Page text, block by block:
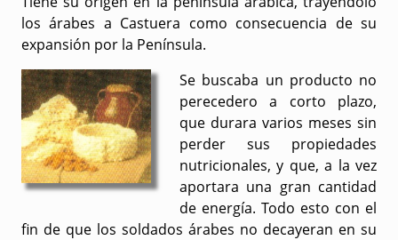
los árabes a Castuera como consecuencia de su
expansión por la Península.
Se buscaba un producto no
perecedero a corto plazo,
que durara varios meses sin
perder sus propiedades
nutricionales, y que, a la vez
aportara una gran cantidad
de energía. Todo esto con el
fin de que los soldados árabes no decayeran en su